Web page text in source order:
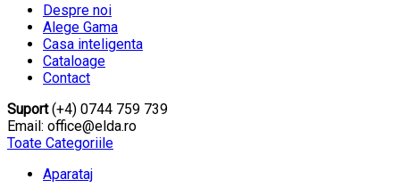
Despre noi
Alege Gama
Casa inteligenta
Cataloage
Contact
Suport(+4) 0744 759 739
Email: office@elda.ro
Toate Categoriile
Aparataj